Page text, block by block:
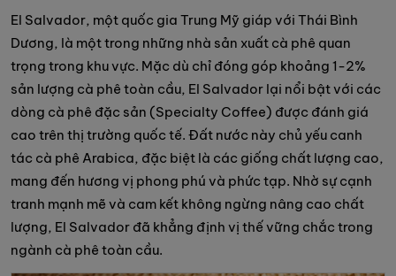
El Salvador, một quốc gia Trung Mỹ giáp với Thái Bình
Dương, là một trong những nhà sản xuất cà phê quan
trọng trong khu vực. Mặc dù chỉ đóng góp khoảng 1-2%
sản lượng cà phê toàn cầu, El Salvador lại nổi bật với các
dòng cà phê đặc sản (Specialty Coffee) được đánh giá
cao trên thị trường quốc tế. Đất nước này chủ yếu canh
tác cà phê Arabica, đặc biệt là các giống chất lượng cao,
mang đến hương vị phong phú và phức tạp. Nhờ sự cạnh
tranh mạnh mẽ và cam kết không ngừng nâng cao chất
lượng, El Salvador đã khẳng định vị thế vững chắc trong
ngành cà phê toàn cầu.